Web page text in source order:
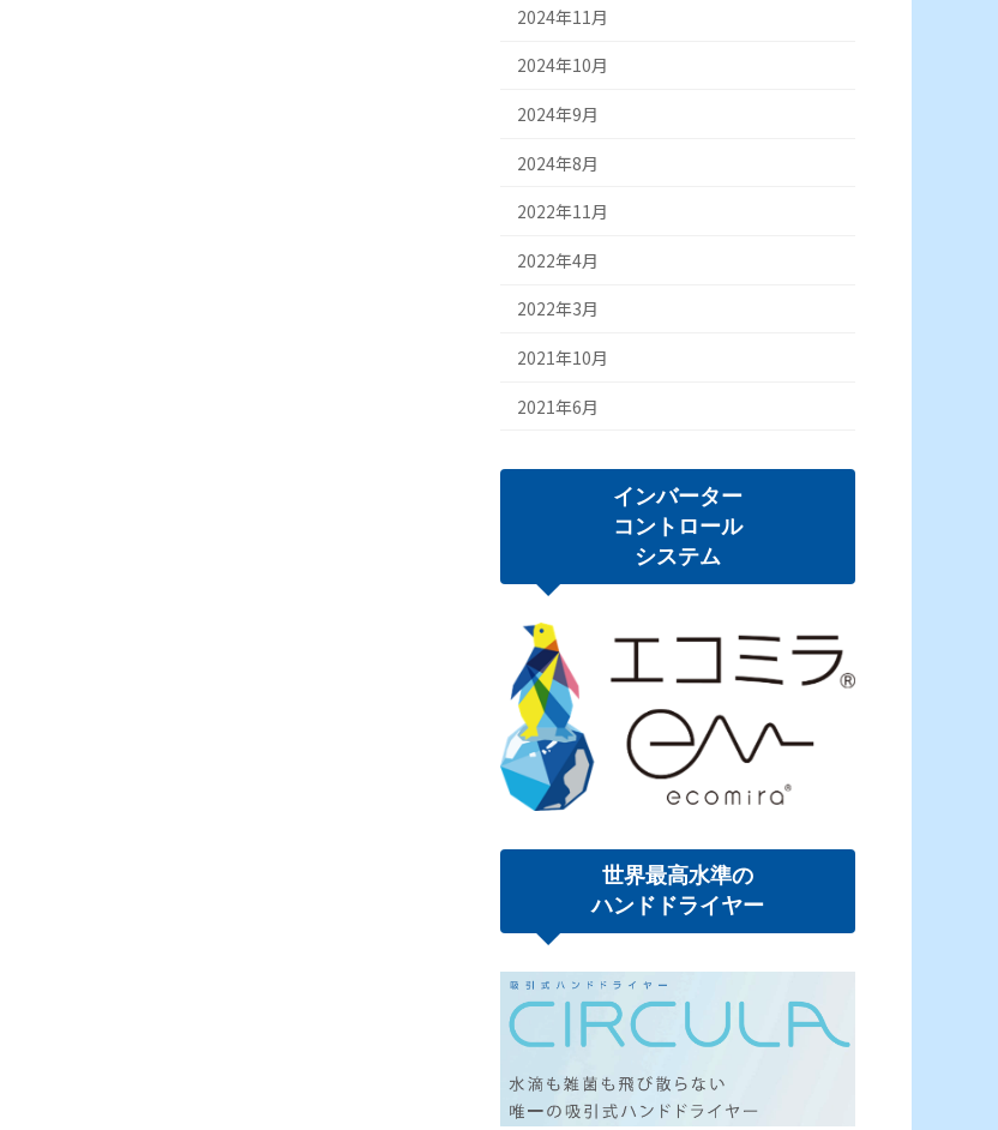
2024年11月
2024年10月
2024年9月
2024年8月
2022年11月
2022年4月
2022年3月
2021年10月
2021年6月
インバーター
コントロール
システム
世界最高水準の
ハンドドライヤー